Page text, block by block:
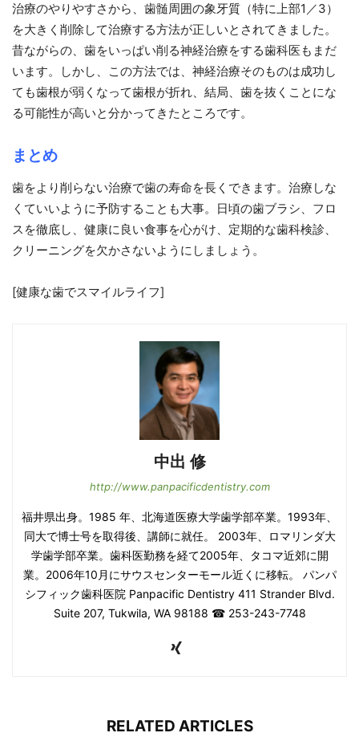
治療のやりやすさから、歯髄周囲の象牙質（特に上部1／3）
を大きく削除して治療する方法が正しいとされてきました。
昔ながらの、歯をいっぱい削る神経治療をする歯科医もまだ
います。しかし、この方法では、神経治療そのものは成功し
ても歯根が弱くなって歯根が折れ、結局、歯を抜くことにな
る可能性が高いと分かってきたところです。
まとめ
歯をより削らない治療で歯の寿命を長くできます。治療しな
くていいように予防することも大事。日頃の歯ブラシ、フロ
スを徹底し、健康に良い食事を心がけ、定期的な歯科検診、
クリーニングを欠かさないようにしましょう。
[健康な歯でスマイルライフ]
中出 修
http://www.panpacificdentistry.com
福井県出身。1985 年、北海道医療大学歯学部卒業。1993年、
同大で博士号を取得後、講師に就任。 2003年、ロマリンダ大
学歯学部卒業。歯科医勤務を経て2005年、タコマ近郊に開
業。2006年10月にサウスセンターモール近くに移転。 パンパ
シフィック歯科医院 Panpacific Dentistry 411 Strander Blvd.
Suite 207, Tukwila, WA 98188 ☎ 253-243-7748
RELATED ARTICLES